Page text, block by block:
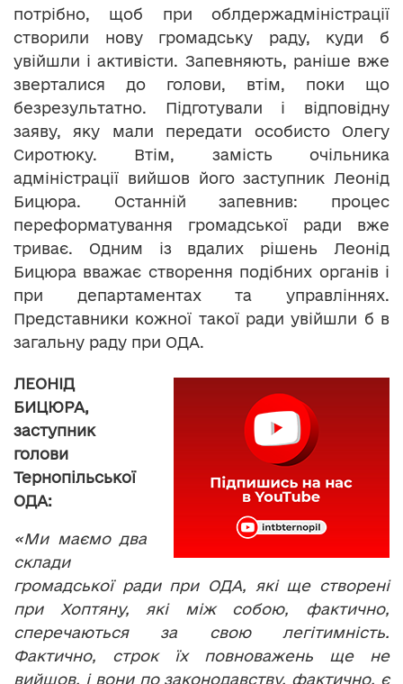
потрібно, щоб при облдержадміністрації
створили нову громадську раду, куди б
увійшли і активісти. Запевняють, раніше вже
зверталися до голови, втім, поки що
безрезультатно. Підготували і відповідну
заяву, яку мали передати особисто Олегу
Сиротюку. Втім, замість очільника
адміністрації вийшов його заступник Леонід
Бицюра. Останній запевнив: процес
переформатування громадської ради вже
триває. Одним із вдалих рішень Леонід
Бицюра вважає створення подібних органів і
при департаментах та управліннях.
Представники кожної такої ради увійшли б в
загальну раду при ОДА.
ЛЕОНІД
БИЦЮРА,
заступник
голови
Тернопільської
ОДА:
«Ми маємо два
склади
громадської ради при ОДА, які ще створені
при Хоптяну, які між собою, фактично,
сперечаються за свою легітимність.
Фактично, строк їх повноважень ще не
вийшов, і вони по законодавству, фактично, є